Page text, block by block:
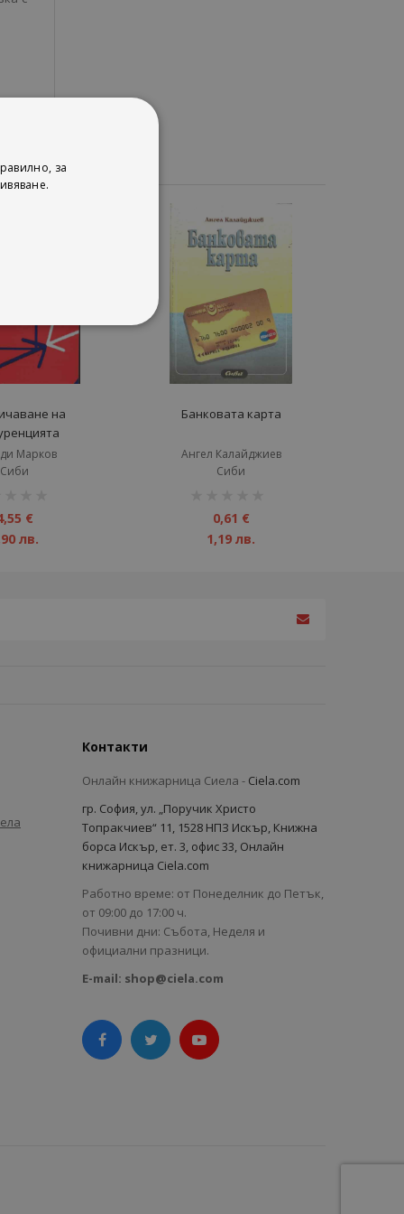
на
Марков
Сиби
€
лв.
Банковата карта
Ангел Калайджиев
Сиби
0,61 €
1,19 лв.
Контакти
Онлайн книжарница Сиела - Ciela.com
гр. София, ул. „Поручик Христо
Топракчиев“ 11, 1528 НПЗ Искър, Книжна
борса Искър, ет. 3, офис 33, Онлайн
книжарница Ciela.com
Работно време: от Понеделник до Петък,
от 09:00 до 17:00 ч.
Почивни дни: Събота, Неделя и
официални празници.
E-mail: shop@ciela.com
за